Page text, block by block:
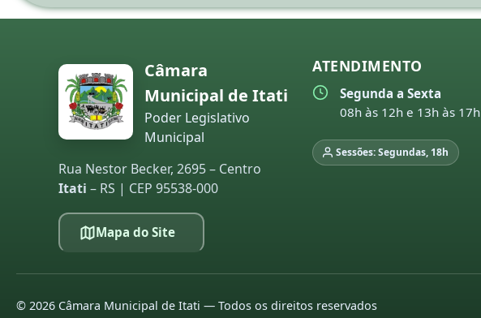
Câmara
Municipal de Itati
Poder Legislativo
Municipal
Rua Nestor Becker, 2695 – Centro
Itati – RS | CEP 95538-000
Mapa do Site
ATENDIMENTO
Segunda a Sexta
08h às 12h e 13h às 17h
Sessões: Segundas, 18h
© 2026 Câmara Municipal de Itati — Todos os direitos reservados